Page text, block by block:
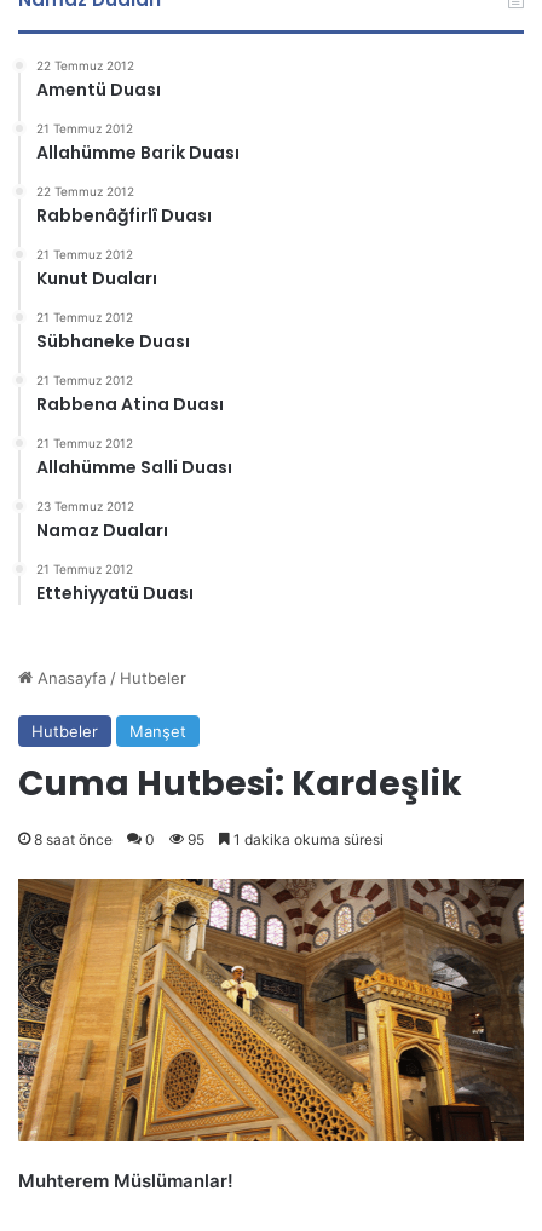
22 Temmuz 2012
Amentü Duası
21 Temmuz 2012
Allahümme Barik Duası
22 Temmuz 2012
Rabbenâğfirlî Duası
21 Temmuz 2012
Kunut Duaları
21 Temmuz 2012
Sübhaneke Duası
21 Temmuz 2012
Rabbena Atina Duası
21 Temmuz 2012
Allahümme Salli Duası
23 Temmuz 2012
Namaz Duaları
21 Temmuz 2012
Ettehiyyatü Duası